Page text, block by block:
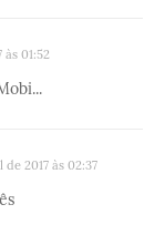
às 01:52
de 2017 às 02:37